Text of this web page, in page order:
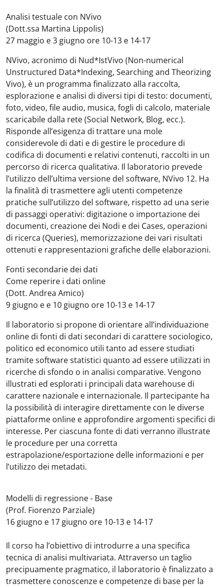
Analisi testuale con NVivo
(Dott.ssa Martina Lippolis)
27 maggio e 3 giugno ore 10-13 e 14-17
NVivo, acronimo di Nud*IstVivo (Non-numerical
Unstructured Data*Indexing, Searching and Theorizing
Vivo), è un programma finalizzato alla raccolta,
esplorazione e analisi di diversi tipi di testo: documenti,
foto, video, file audio, musica, fogli di calcolo, materiale
scaricabile dalla rete (Social Network, Blog, ecc.).
Risponde all’esigenza di trattare una mole
considerevole di dati e di gestire le procedure di
codifica di documenti e relativi contenuti, raccolti in un
percorso di ricerca qualitativa. Il laboratorio prevede
l’utilizzo dell’ultima versione del software, NVivo 12. Ha
la finalità di trasmettere agli utenti competenze
pratiche sull’utilizzo del software, rispetto ad una serie
di passaggi operativi: digitazione o importazione dei
documenti, creazione dei Nodi e dei Cases, operazioni
di ricerca (Queries), memorizzazione dei vari risultati
ottenuti e rappresentazioni grafiche delle elaborazioni.
Fonti secondarie dei dati
Come reperire i dati online
(Dott. Andrea Amico)
9 giugno e e 10 giugno ore 10-13 e 14-17
Il laboratorio si propone di orientare all’individuazione
online di fonti di dati secondari di carattere sociologico,
politico ed economico utili tanto ad essere studiati
tramite software statistici quanto ad essere utilizzati in
ricerche di sfondo o in analisi comparative. Vengono
illustrati ed esplorati i principali data warehouse di
carattere nazionale e internazionale. Il partecipante ha
la possibilità di interagire direttamente con le diverse
piattaforme online e approfondire argomenti specifici di
interesse. Per ciascuna fonte di dati verranno illustrate
le procedure per una corretta
estrapolazione/esportazione delle informazioni e per
l’utilizzo dei metadati.
Modelli di regressione - Base
(Prof. Fiorenzo Parziale)
16 giugno e 17 giugno ore 10-13 e 14-17
Il corso ha l’obiettivo di introdurre a una specifica
tecnica di analisi multivariata. Attraverso un taglio
precipuamente pragmatico, il laboratorio è finalizzato a
trasmettere conoscenze e competenze di base per la